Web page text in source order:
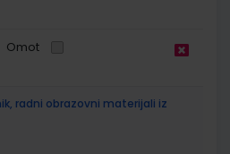
Omot
radni obrazovni materijali iz